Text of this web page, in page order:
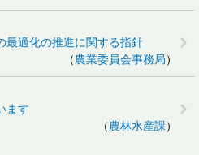
最適化の推進に関する指針
農業委員会事務局
ます
農林水産課